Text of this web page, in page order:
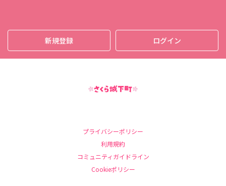
新規登録 ログイン
プライバシーポリシー
利用規約
コミュニティガイドライン
Cookieポリシー